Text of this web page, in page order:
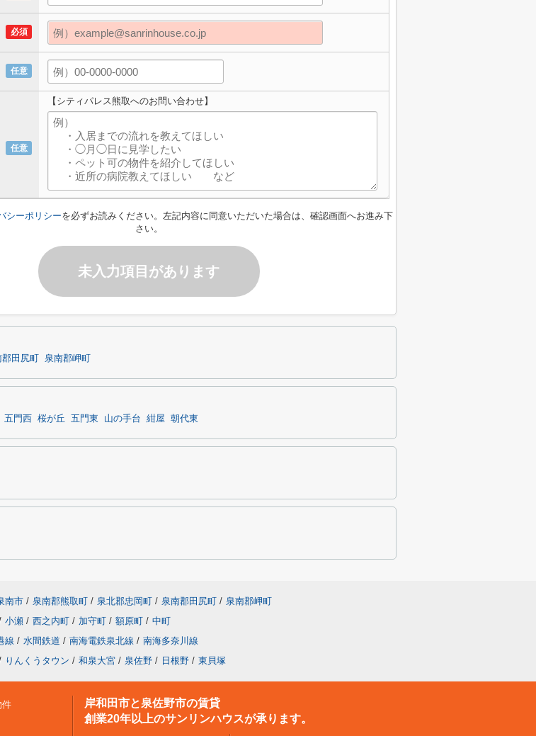
必須
任意
任意
【シティパレス熊取へのお問い合わせ】
シーポリシーを必ずお読みください。左記内容に同意いただいた場合は、確認画面へお進み下
さい。
未入力項目があります
田尻町 泉南郡岬町
五門西 桜が丘 五門東 山の手台 紺屋 朝代東
南市 / 泉南郡熊取町 / 泉北郡忠岡町 / 泉南郡田尻町 / 泉南郡岬町
小瀬 / 西之内町 / 加守町 / 額原町 / 中町
線 / 水間鉄道 / 南海電鉄泉北線 / 南海多奈川線
りんくうタウン / 和泉大宮 / 泉佐野 / 日根野 / 東貝塚
件
岸和田市と泉佐野市の賃貸
創業20年以上のサンリンハウスが承ります。